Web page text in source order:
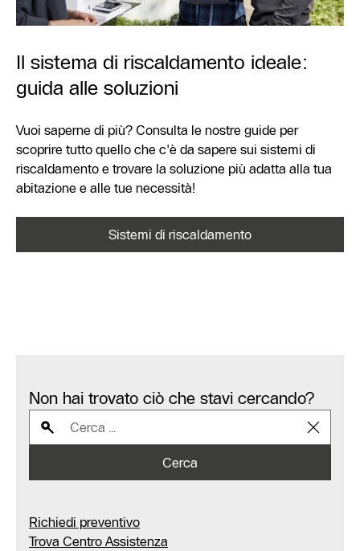
Il sistema di riscaldamento ideale:
guida alle soluzioni
Vuoi saperne di più? Consulta le nostre guide per
scoprire tutto quello che c'è da sapere sui sistemi di
riscaldamento e trovare la soluzione più adatta alla tua
abitazione e alle tue necessità!
Sistemi di riscaldamento
Non hai trovato ciò che stavi cercando?
Cerca
Richiedi preventivo
Trova Centro Assistenza